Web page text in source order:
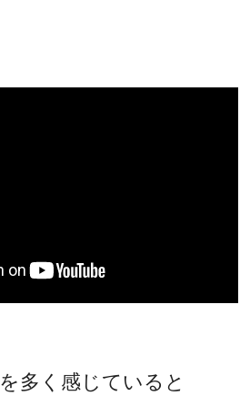
多く感じていると